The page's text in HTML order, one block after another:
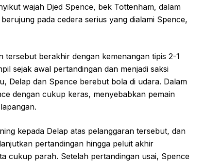
wajah Djed Spence, bek Tottenham, dalam
pada cedera serius yang dialami Spence,
berakhir dengan kemenangan tipis 2-1
sejak awal pertandingan dan menjadi saksi
Delap dan Spence berebut bola di udara. Dalam
dengan cukup keras, menyebabkan pemain
kepada Delap atas pelanggaran tersebut, dan
pertandingan hingga peluit akhir
cukup parah. Setelah pertandingan usai, Spence